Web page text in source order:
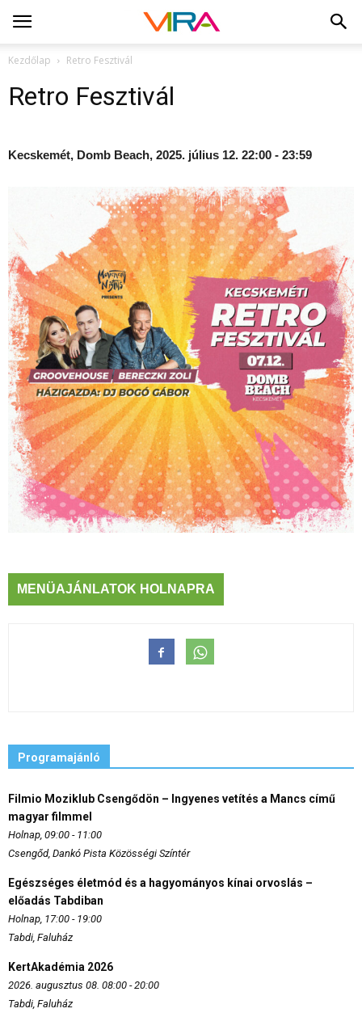
Kezdőlap Retro Fesztivál
Retro Fesztivál
Kecskemét, Domb Beach, 2025. július 12. 22:00 - 23:59
MENÜAJÁNLATOK HOLNAPRA
Programajánló
Filmio Moziklub Csengődön – Ingyenes vetítés a Mancs című
magyar filmmel
Holnap, 09:00 - 11:00
Csengőd, Dankó Pista Közösségi Színtér
Egészséges életmód és a hagyományos kínai orvoslás –
előadás Tabdiban
Holnap, 17:00 - 19:00
Tabdi, Faluház
KertAkadémia 2026
2026. augusztus 08. 08:00 - 20:00
Tabdi, Faluház